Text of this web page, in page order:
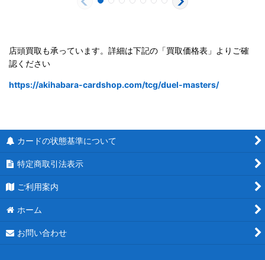
店頭買取も承っています。詳細は下記の「買取価格表」よりご確
認ください
https://akihabara-cardshop.com/tcg/duel-masters/
カードの状態基準について
特定商取引法表示
ご利用案内
ホーム
お問い合わせ